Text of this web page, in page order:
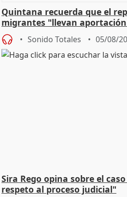
Quintana recuerda que el
migrantes "llevan
central
Sonido Totales 05/08/
Sira Rego opina sobre el
respeto al proceso judicial"